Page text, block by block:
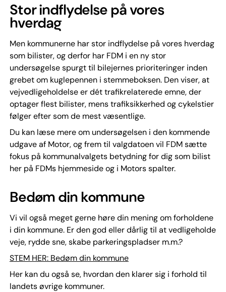
Stor indflydelse på vores
hverdag
Men kommunerne har stor indflydelse på vores hverdag
som bilister, og derfor har FDM i en ny stor
undersøgelse spurgt til bilejernes prioriteringer inden
grebet om kuglepennen i stemmeboksen. Den viser, at
vejvedligeholdelse er dét trafikrelaterede emne, der
optager flest bilister, mens trafiksikkerhed og cykelstier
følger efter som de mest væsentlige.
Du kan læse mere om undersøgelsen i den kommende
udgave af Motor, og frem til valgdatoen vil FDM sætte
fokus på kommunalvalgets betydning for dig som bilist
her på FDMs hjemmeside og i Motors spalter.
Bedøm din kommune
Vi vil også meget gerne høre din mening om forholdene
i din kommune. Er den god eller dårlig til at vedligeholde
veje, rydde sne, skabe parkeringspladser m.m.?
STEM HER: Bedøm din kommune
Her kan du også se, hvordan den klarer sig i forhold til
landets øvrige kommuner.